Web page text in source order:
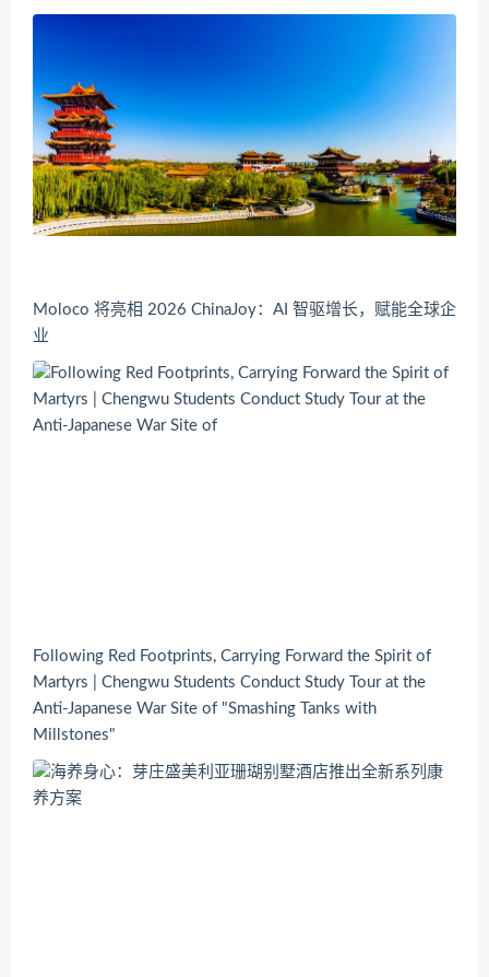
Moloco 将亮相 2026 ChinaJoy：AI 智驱增长，赋能全球企
业
Following Red Footprints, Carrying Forward the Spirit of
Martyrs | Chengwu Students Conduct Study Tour at the
Anti-Japanese War Site of "Smashing Tanks with
Millstones"